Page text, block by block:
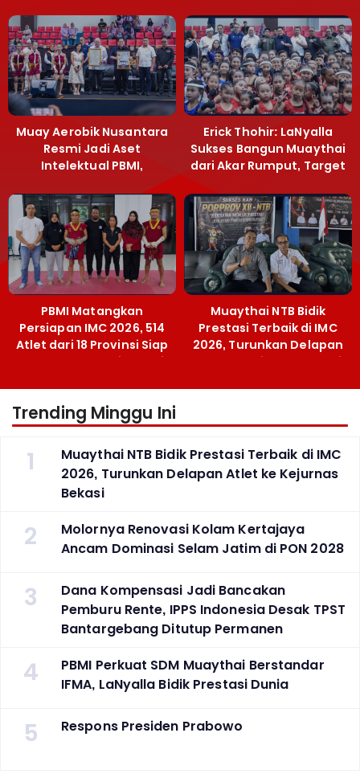
Muay Aerobik Nusantara
Resmi Jadi Aset
Intelektual PBMI,
Terobosan Bangun
Grassroots
Erick Thohir: LaNyalla
Sukses Bangun Muaythai
dari Akar Rumput, Target
PBMI Matangkan
Persiapan IMC 2026, 514
Atlet dari 18 Provinsi Siap
Berlaga Besok di Bekasi
Muaythai NTB Bidik
Prestasi Terbaik di IMC
2026, Turunkan Delapan
Atlet ke Kejurnas Bekasi
Trending Minggu Ini
1
Muaythai NTB Bidik Prestasi Terbaik di IMC
2026, Turunkan Delapan Atlet ke Kejurnas
Bekasi
2
Molornya Renovasi Kolam Kertajaya
Ancam Dominasi Selam Jatim di PON 2028
3
Dana Kompensasi Jadi Bancakan
Pemburu Rente, IPPS Indonesia Desak TPST
Bantargebang Ditutup Permanen
4
PBMI Perkuat SDM Muaythai Berstandar
IFMA, LaNyalla Bidik Prestasi Dunia
5 Respons Presiden Prabowo